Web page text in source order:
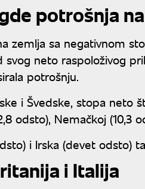
potrošnja
zemlja sa negativnom
svog neto raspoloživog
potrošnju.
i Švedske, stopa neto
odsto), Nemačkoj (10,3
i Irska (devet odsto)
i Italija